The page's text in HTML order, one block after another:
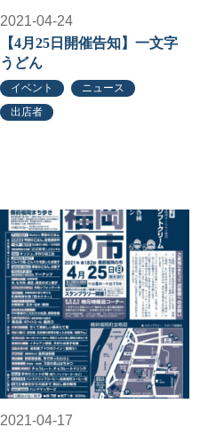
2021-04-24
【4月25日開催告知】一文字
うどん
イベント
ニュース
出店者
2021-04-17